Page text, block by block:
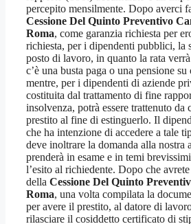
percepito mensilmente. Dopo averci
Cessione Del Quinto Preventivo
Roma, come garanzia richiesta per
richiesta, per i dipendenti pubblici, la
posto di lavoro, in quanto la rata
c’è una busta paga o una pensione
mentre, per i dipendenti di aziende
costituita dal trattamento di fine
insolvenza, potrà essere trattenuto da
prestito al fine di estinguerlo. Il
che ha intenzione di accedere a tale
deve inoltrare la domanda alla nostra
prenderà in esame e in temi
l’esito al richiedente. Dopo che
della Cessione Del Quinto
Roma, una volta compilata la
per avere il prestito, al datore di
rilasciare il cosiddetto certificato di